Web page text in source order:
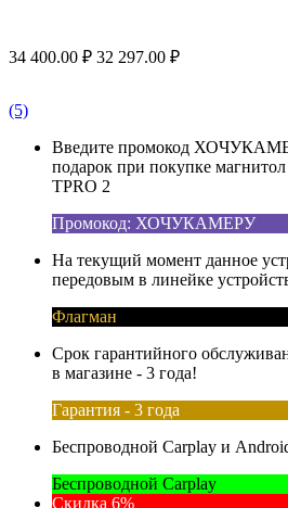
34 400.00 ₽ 32 297.00 ₽
(5)
Введите промокод
подарок при покупке
TPRO 2
Промокод: ХОЧУКАМЕРУ
На текущий момент данное
передовым в линейке
Флагман
Срок гарантийного
в магазине - 3 года!
Гарантия - 3 года
Беспроводной Carplay и
Беспроводной Carplay
Скидка 6%